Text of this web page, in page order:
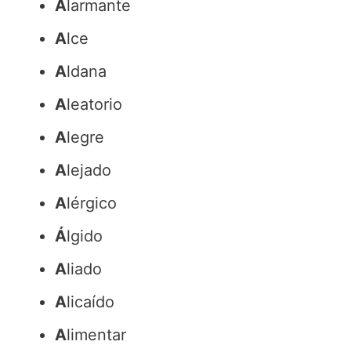
Alarmante
Alce
Aldana
Aleatorio
Alegre
Alejado
Alérgico
Álgido
Aliado
Alicaído
Alimentar